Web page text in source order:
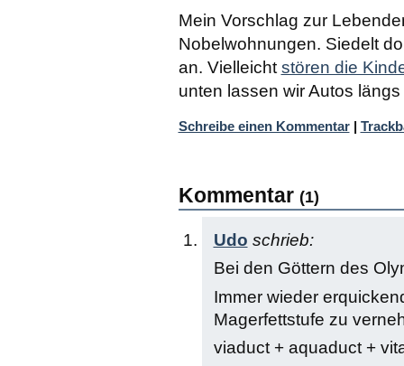
Mein Vorschlag zur
Nobelwohnungen. Siedelt
an. Vielleichtstören die
unten lassen wir Autos
Schreibe einen Kommentar |
Kommentar (1)
Udo schrieb:
Bei den Göttern des
Immer wieder
Magerfettstufe zu
viaduct + aquaduct +